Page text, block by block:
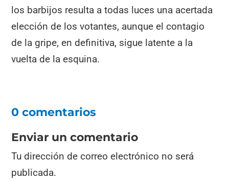
los barbijos resulta a todas luces una acertada
elección de los votantes, aunque el contagio
de la gripe, en definitiva, sigue latente a la
vuelta de la esquina.
0 comentarios
Enviar un comentario
Tu dirección de correo electrónico no será
publicada.